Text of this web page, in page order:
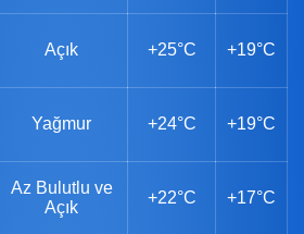
Açık +25°C +19°C
Yağmur +24°C +19°C
Az Bulutlu ve
Açık
+22°C +17°C